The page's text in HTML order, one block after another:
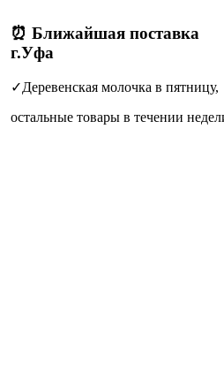
⏰ Ближайшая поставка
г.Уфа
✓Деревенская молочка в пятницу,
остальные товары в течении